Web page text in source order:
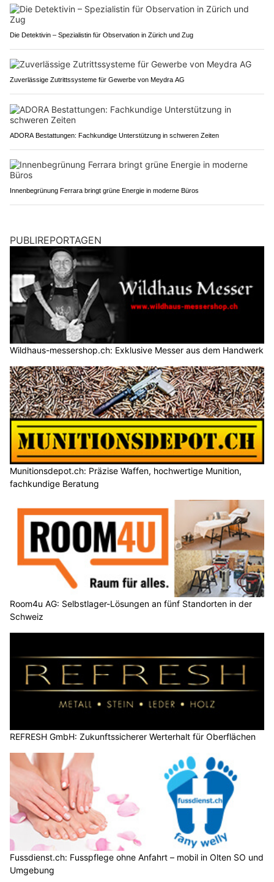
Die Detektivin – Spezialistin für Observation in Zürich und Zug
Zuverlässige Zutrittssysteme für Gewerbe von Meydra AG
ADORA Bestattungen: Fachkundige Unterstützung in schweren Zeiten
Innenbegrünung Ferrara bringt grüne Energie in moderne Büros
PUBLIREPORTAGEN
Wildhaus-messershop.ch: Exklusive Messer aus dem Handwerk
Munitionsdepot.ch: Präzise Waffen, hochwertige Munition,
fachkundige Beratung
Room4u AG: Selbstlager-Lösungen an fünf Standorten in der
Schweiz
REFRESH GmbH: Zukunftssicherer Werterhalt für Oberflächen
Fussdienst.ch: Fusspflege ohne Anfahrt – mobil in Olten SO und
Umgebung